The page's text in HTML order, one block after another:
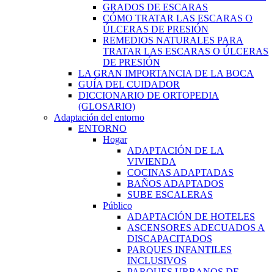
GRADOS DE ESCARAS
CÓMO TRATAR LAS ESCARAS O
ÚLCERAS DE PRESIÓN
REMEDIOS NATURALES PARA
TRATAR LAS ESCARAS O ÚLCERAS
DE PRESIÓN
LA GRAN IMPORTANCIA DE LA BOCA
GUÍA DEL CUIDADOR
DICCIONARIO DE ORTOPEDIA
(GLOSARIO)
Adaptación del entorno
ENTORNO
Hogar
ADAPTACIÓN DE LA
VIVIENDA
COCINAS ADAPTADAS
BAÑOS ADAPTADOS
SUBE ESCALERAS
Público
ADAPTACIÓN DE HOTELES
ASCENSORES ADECUADOS A
DISCAPACITADOS
PARQUES INFANTILES
INCLUSIVOS